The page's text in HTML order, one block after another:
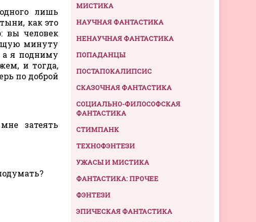
лишь
как это
вы человек
минуту
а я подниму
и тогда,
по доброй
затеять
МИСТИКА
НАУЧНАЯ ФАНТАСТИКА
НЕНАУЧНАЯ ФАНТАСТИКА
ПОПАДАНЦЫ
ПОСТАПОКАЛИПСИС
СКАЗОЧНАЯ ФАНТАСТИКА
СОЦИАЛЬНО-ФИЛОСОФСКАЯ
ФАНТАСТИКА
СТИМПАНК
ТЕХНОФЭНТЕЗИ
УЖАСЫ И МИСТИКА
ФАНТАСТИКА: ПРОЧЕЕ
ФЭНТЕЗИ
ЭПИЧЕСКАЯ ФАНТАСТИКА